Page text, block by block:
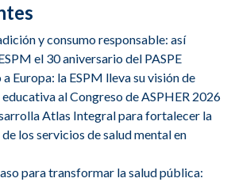
y consumo responsable: así
el 30 aniversario del PASPE
Europa: la ESPM lleva su visión de
al Congreso de ASPHER 2026
Atlas Integral para fortalecer la
los servicios de salud mental en
para transformar la salud pública: